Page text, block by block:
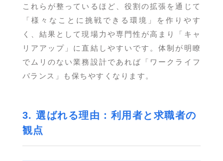
これらが整っているほど、役割の拡張を通じて
「様々なことに挑戦できる環境」を作りやす
く、結果として現場力や専門性が高まり「キャ
リアアップ」に直結しやすいです。体制が明瞭
でムリのない業務設計であれば「ワークライフ
バランス」も保ちやすくなります。
3. 選ばれる理由：利用者と求職者の
観点